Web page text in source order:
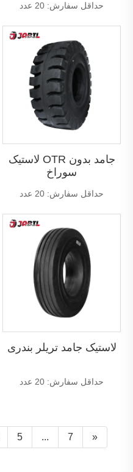
حداقل سفارش: 20 عدد
لاستیک OTR جامد بدون
سوراخ
حداقل سفارش: 20 عدد
لاستیک جامد تریلر بندری
حداقل سفارش: 20 عدد
5 ... 7 »